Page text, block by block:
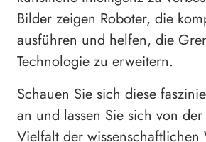
Bilder zeigen Roboter, die
ausführen und helfen, die
Technologie zu erweitern.
Schauen Sie sich diese
an und lassen Sie sich von
Vielfalt der wissenschaftlichen